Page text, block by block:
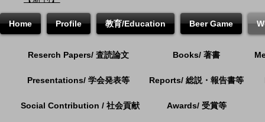
Home Profile 教育/Education Beer Game
Books/ 著書
Reserch Papers/ 査読論文
Presentations/ 学会発表等 Reports/ 総説・報告書等
Social Contribution / 社会貢献 Awards/ 受賞等